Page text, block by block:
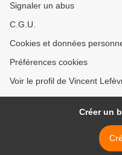
Signaler un abus
C.G.U.
Cookies et données
Préférences cookies
Voir le profil de Vincent
Créer un